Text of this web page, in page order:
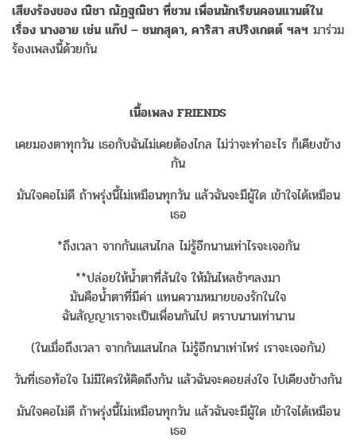
เสียงร้องของ ณิชา ณัฏฐณิชา ที่ชวน เพื่อนนักเรียนคอนแวนต์ใน
เรื่อง นางอาย เช่น แก๊ป – ชนกสุดา, คาริสา สปริงเกตต์ ฯลฯ มาร่วม
ร้องเพลงนี้ด้วยกัน
เนื้อเพลง FRIENDS
เคยมองตาทุกวัน เธอกับฉันไม่เคยต้องไกล ไม่ว่าจะทำอะไร ก็เคียงข้าง
กัน
มันใจคอไม่ดี ถ้าพรุ่งนี้ไม่เหมือนทุกวัน แล้วฉันจะมีผู้ใด เข้าใจได้เหมือน
เธอ
*ถึงเวลา จากกันแสนไกล ไม่รู้อีกนานเท่าไรจะเจอกัน
**ปล่อยให้น้ำตาที่ล้นใจ ให้มันไหลช้าๆลงมา
มันคือน้ำตาที่มีค่า แทนความหมายของรักในใจ
ฉันสัญญาเราจะเป็นเพื่อนกันไป ตราบนานเท่านาน
(ในเมื่อถึงเวลา จากกันแสนไกล ไม่รู้อีกนาเท่าไหร่ เราจะเจอกัน)
วันที่เธอท้อใจ ไม่มีใครให้คิดถึงกัน แล้วฉันจะคอยส่งใจ ไปเคียงข้างกัน
มันใจคอไม่ดี ถ้าพรุ่งนี้ไม่เหมือนทุกวัน แล้วฉันจะมีผู้ใด เข้าใจได้เหมือน
เธอ